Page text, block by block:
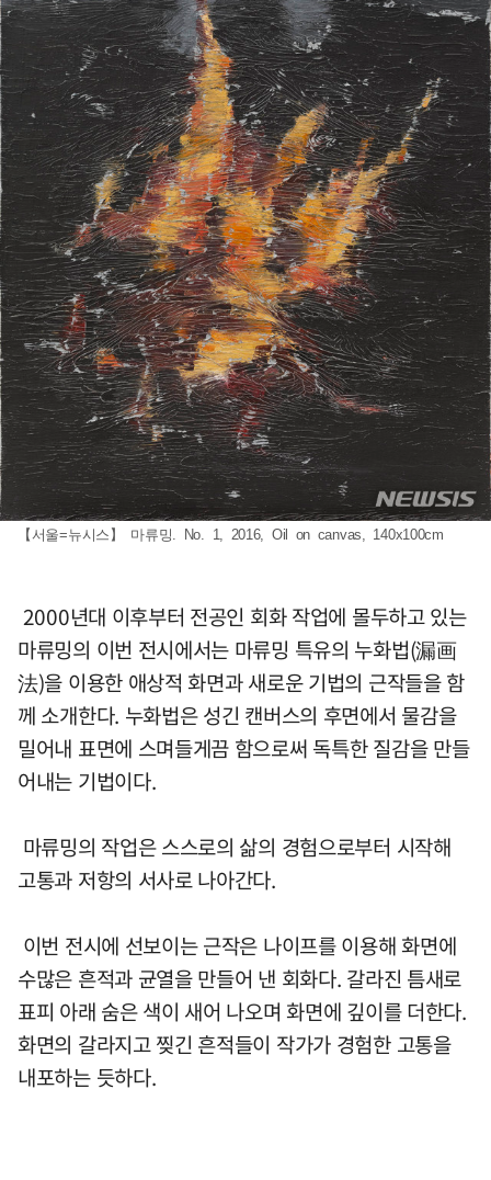
【서울=뉴시스】 마류밍. No. 1, 2016, Oil on canvas, 140x100cm
2000년대 이후부터 전공인 회화 작업에 몰두하고 있는
마류밍의 이번 전시에서는 마류밍 특유의 누화법(漏画
法)을 이용한 애상적 화면과 새로운 기법의 근작들을 함
께 소개한다. 누화법은 성긴 캔버스의 후면에서 물감을
밀어내 표면에 스며들게끔 함으로써 독특한 질감을 만들
어내는 기법이다.
마류밍의 작업은 스스로의 삶의 경험으로부터 시작해
고통과 저항의 서사로 나아간다.
이번 전시에 선보이는 근작은 나이프를 이용해 화면에
수많은 흔적과 균열을 만들어 낸 회화다. 갈라진 틈새로
표피 아래 숨은 색이 새어 나오며 화면에 깊이를 더한다.
화면의 갈라지고 찢긴 흔적들이 작가가 경험한 고통을
내포하는 듯하다.